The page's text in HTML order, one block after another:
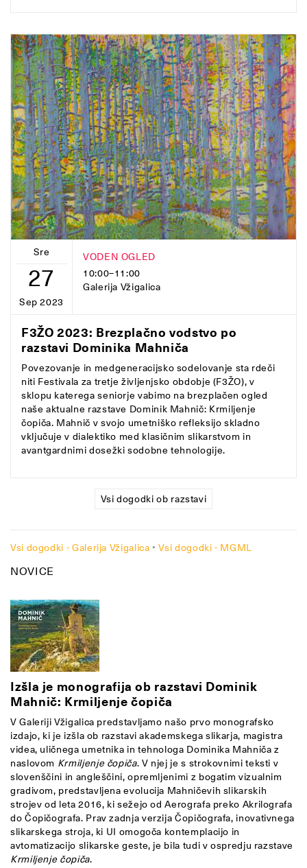
NOVICE
Izšla je monografija ob razstavi Dominik
Mahnič: Krmiljenje čopiča
V Galeriji Vžigalica predstavljamo našo prvo monografsko
izdajo, ki je izšla ob razstavi akademskega slikarja, magistra
videa, uličnega umetnika in tehnologa Dominika Mahniča z
naslovom Krmiljenje čopiča. V njej je s strokovnimi teksti v
slovenščini in angleščini, opremljenimi z bogatim vizualnim
gradivom, predstavljena evolucija Mahničevih slikarskih
strojev od leta 2016, ki sežejo od Aerografa preko Akrilografa
do Čopičografa. Prav zadnja verzija Čopičografa, inovativnega
slikarskega stroja, ki UI omogoča kontemplacijo in
avtomatizacijo slikarske geste, je bila tudi v ospredju razstave
Krmiljenje čopiča.
Sre
27
Sep 2023
VODEN OGLED
10:00–11:00
Galerija Vžigalica
F3ŽO 2023: Brezplačno vodstvo po
razstavi Dominika Mahniča
Povezovanje in medgeneracijsko sodelovanje sta rdeči
niti Festivala za tretje življenjsko obdobje (F3ŽO), v
sklopu katerega seniorje vabimo na brezplačen ogled
naše aktualne razstave Dominik Mahnič: Krmiljenje
čopiča. Mahnič v svojo umetniško refleksijo skladno
vključuje v dialektiko med klasičnim slikarstvom in
avantgardnimi dosežki sodobne tehnologije.
Vsi dogodki ob razstavi
Vsi dogodki - Galerija Vžigalica •Vsi dogodki - MGML